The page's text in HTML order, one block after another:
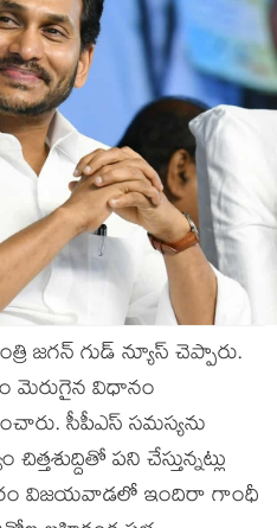
జగన్‌ గుడ్‌ న్యూస్‌ చెప్పారు.
మెరుగైన విధానం
సీపీఎస్‌ సమస్యను
పని చేస్తున్నట్లు
విజయవాడలో ఇందిరా గాంధీ